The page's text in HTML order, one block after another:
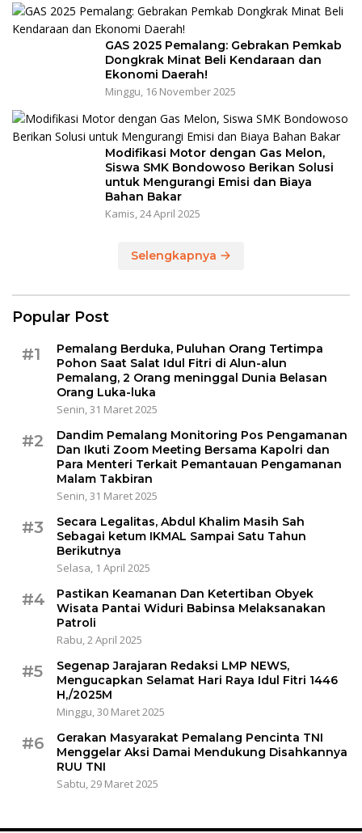
GAS 2025 Pemalang: Gebrakan Pemkab
Dongkrak Minat Beli Kendaraan dan
Ekonomi Daerah!
Minggu, 16 November 2025
Modifikasi Motor dengan Gas Melon,
Siswa SMK Bondowoso Berikan Solusi
untuk Mengurangi Emisi dan Biaya
Bahan Bakar
Kamis, 24 April 2025
Selengkapnya
Popular Post
#1
Pemalang Berduka, Puluhan Orang Tertimpa
Pohon Saat Salat Idul Fitri di Alun-alun
Pemalang, 2 Orang meninggal Dunia Belasan
Orang Luka-luka
Senin, 31 Maret 2025
#2
Dandim Pemalang Monitoring Pos Pengamanan
Dan Ikuti Zoom Meeting Bersama Kapolri dan
Para Menteri Terkait Pemantauan Pengamanan
Malam Takbiran
Senin, 31 Maret 2025
#3
Secara Legalitas, Abdul Khalim Masih Sah
Sebagai ketum IKMAL Sampai Satu Tahun
Berikutnya
Selasa, 1 April 2025
#4
Pastikan Keamanan Dan Ketertiban Obyek
Wisata Pantai Widuri Babinsa Melaksanakan
Patroli
Rabu, 2 April 2025
#5
Segenap Jarajaran Redaksi LMP NEWS,
Mengucapkan Selamat Hari Raya Idul Fitri 1446
H,/2025M
Minggu, 30 Maret 2025
#6
Gerakan Masyarakat Pemalang Pencinta TNI
Menggelar Aksi Damai Mendukung Disahkannya
RUU TNI
Sabtu, 29 Maret 2025